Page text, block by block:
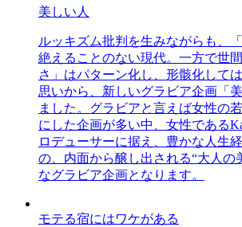
美しい人
ルッキズム批判を生みながらも、
絶えることのない現代。一方で世
さ」はパターン化し、形骸化して
思いから、新しいグラビア企画「
ました。グラビアと言えば女性の
にした企画が多い中、女性である
ロデューサーに据え、豊かな人生
の、内面から醸し出される“大人の
なグラビア企画となります。
モテる宿にはワケがある